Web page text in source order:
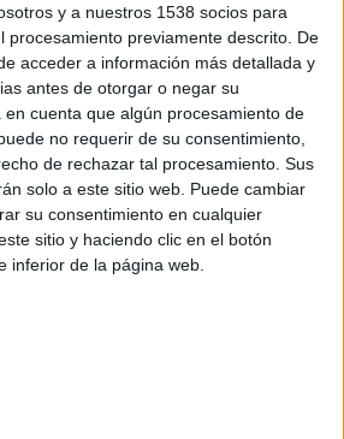
y a nuestros 1538 socios para
procesamiento previamente descrito. De
acceder a información más detallada y
antes de otorgar o negar su
en cuenta que algún procesamiento de
no requerir de su consentimiento,
de rechazar tal procesamiento. Sus
solo a este sitio web. Puede cambiar
su consentimiento en cualquier
sitio y haciendo clic en el botón
inferior de la página web.
desgranat aleshores tots
han forjat "el segell distintiu"
destacat l'amor a la terra "i
i la cultura", la capacitat
mirada cap a l'exterior o
i crític".
que, per aquestes